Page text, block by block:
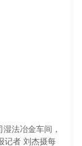
法冶金车间，
记者 刘杰摄每